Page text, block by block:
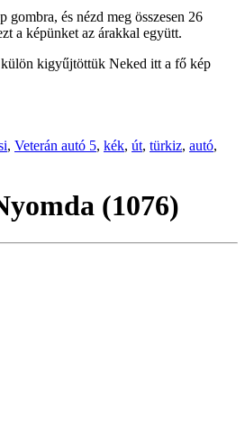
gombra, és nézd meg összesen 26
a képünket az árakkal együtt.
kigyűjtöttük Neked itt a fő kép
, Veterán autó 5, kék, út, türkiz, autó,
(1076)